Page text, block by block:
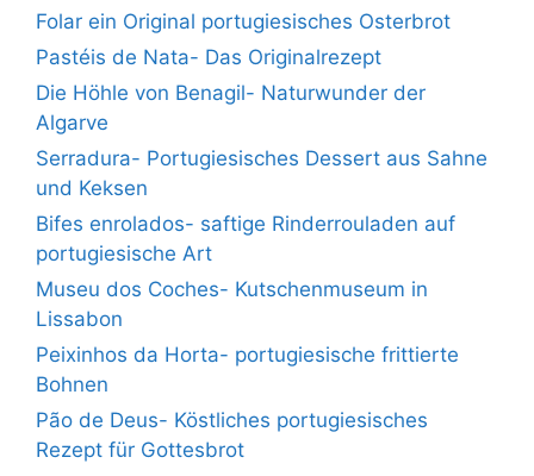
Folar ein Original portugiesisches Osterbrot
Pastéis de Nata- Das Originalrezept
Die Höhle von Benagil- Naturwunder der
Algarve
Serradura- Portugiesisches Dessert aus Sahne
und Keksen
Bifes enrolados- saftige Rinderrouladen auf
portugiesische Art
Museu dos Coches- Kutschenmuseum in
Lissabon
Peixinhos da Horta- portugiesische frittierte
Bohnen
Pão de Deus- Köstliches portugiesisches
Rezept für Gottesbrot